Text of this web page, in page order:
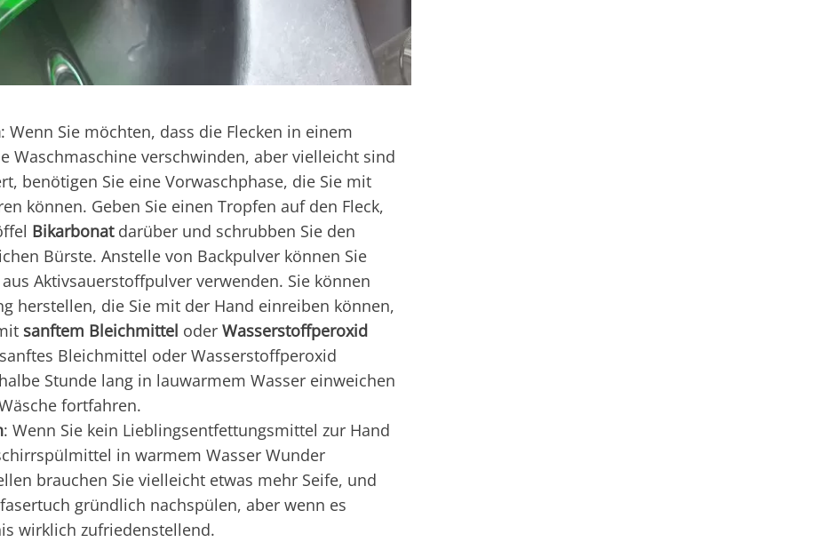
: Wenn Sie möchten, dass die Flecken in einem
Waschmaschine verschwinden, aber vielleicht sind
benötigen Sie eine Vorwaschphase, die Sie mit
können. Geben Sie einen Tropfen auf den Fleck,
Bikarbonatdarüber und schrubben Sie den
Bürste. Anstelle von Backpulver können Sie
Aktivsauerstoffpulver verwenden. Sie können
herstellen, die Sie mit der Hand einreiben können,
sanftem Bleichmittel oder Wasserstoffperoxid
Bleichmittel oder Wasserstoffperoxid
Stunde lang in lauwarmem Wasser einweichen
fortfahren.
: Wenn Sie kein Lieblingsentfettungsmittel zur Hand
in warmem Wasser Wunder
brauchen Sie vielleicht etwas mehr Seife, und
gründlich nachspülen, aber wenn es
wirklich zufriedenstellend.